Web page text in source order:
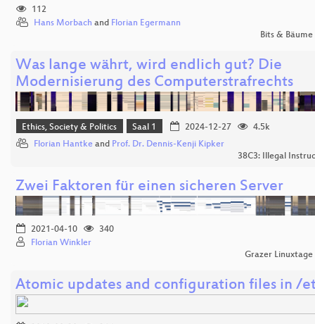
112
Hans Morbach and Florian Egermann
Bits & Bäume
Was lange währt, wird endlich gut? Die
Modernisierung des Computerstrafrechts
Ethics, Society & Politics Saal 1 2024-12-27
4.5k
Florian Hantke and Prof. Dr. Dennis-Kenji Kipker
38C3: Illegal
Zwei Faktoren für einen sicheren Server
2021-04-10
340
Florian Winkler
Grazer Linuxtage
Atomic updates and configuration files in /